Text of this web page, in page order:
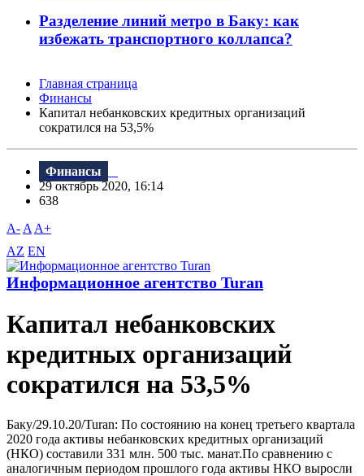
Разделение линий метро в Баку: как
избежать транспортного коллапса?
Главная страница
Финансы
Капитал небанковских кредитных организаций
сократился на 53,5%
Финансы
29 октябрь 2020, 16:14
638
A- A A+
AZ EN
Информационное агентство Turan
Капитал небанковских
кредитных организаций
сократился на 53,5%
Баку/29.10.20/Turan: По состоянию на конец третьего квартала
2020 года активы небанковских кредитных организаций
(НКО) составили 331 млн. 500 тыс. манат.По сравнению с
аналогичным периодом прошлого года активы НКО выросли